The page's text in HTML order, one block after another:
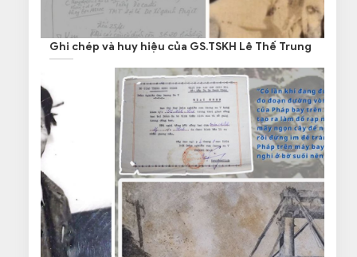
Ghi chép và huy hiệu của GS.TSKH Lê Thế Trung